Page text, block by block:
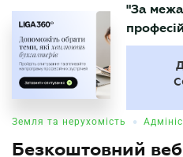
БУХГАЛТЕР
"За
Земля та нерухомість •
Безкоштовний